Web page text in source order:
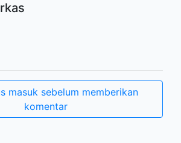
masuk sebelum memberikan
komentar